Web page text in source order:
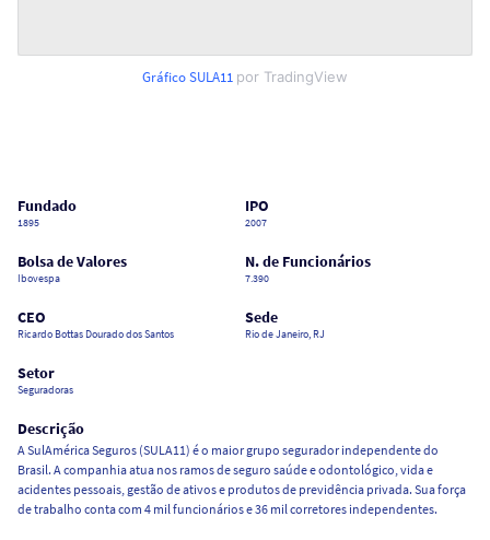
GráficoSULA11 por TradingView
Fundado
1895
IPO
2007
Bolsa de Valores
Ibovespa
N. de Funcionários
7.390
CEO
Ricardo Bottas Dourado dos Santos
Sede
Rio de Janeiro, RJ
Setor
Seguradoras
Descrição
A SulAmérica Seguros (SULA11) é o maior grupo segurador independente do
Brasil. A companhia atua nos ramos de seguro saúde e odontológico, vida e
acidentes pessoais, gestão de ativos e produtos de previdência privada. Sua força
de trabalho conta com 4 mil funcionários e 36 mil corretores independentes.